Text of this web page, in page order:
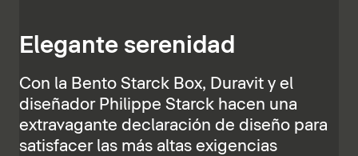
Elegante serenidad
Con la Bento Starck Box, Duravit y el
diseñador Philippe Starck hacen una
extravagante declaración de diseño para
satisfacer las más altas exigencias